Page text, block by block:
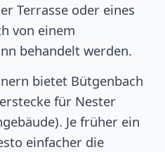
Terrasse oder eines
von einem
behandelt werden.
bietet Bütgenbach
für Nester
Je früher ein
einfacher die